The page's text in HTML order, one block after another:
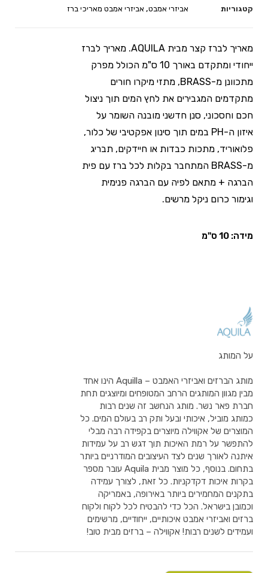
קטגוריות
אביזרי אמבט, אביזרי אמבט מאריכי ברז
מאריך לברז קצר מבית AQUILA. מאריך לברז
ייחודי ומתקדם באורך 10 ס"מ הכולל מפרק
מתכוונן מ-BRASS, מתזי מיקרו חורים
מתקדמים המגבירים את לחץ המים תוך ניצול
חכם וחסכוני, סנן חדשני מובנה השומר על
איזון ה-PH במים תוך סינון אפקטיבי של כלור,
פלואוריד, מתכות כבדות או חיידקים, תבריג
מ-BRASS המתחבר בקלות לכל ברז עם פית
הברגה + מתאם לפיה עם הברגה פנימית
וגימור כרום ניקל מרשים.
מידה: 10 ס"מ
על המותג
מותג הברזים ואביזרי האמבט – Aquilla הינו אחד
מבין מגוון המותגים הרחב המטופחים ומיוצגים תחת
חברת פאר נשר. מותג הנחשב זה שנים רבות
כמותג מוביל, איכותי ובעל ותק רב בעולם המים. כל
המוצרים של אקווילה מיוצרים בקפידה רבה מבלי
להתפשר על רמת האיכות תוך דגש רב על עמידות
איתנה לאורך שנים לצד העיצובים המודרניים ביותר
בתחום. בנוסף, כל מוצר מבית Aquila עובר מספר
בקרות איכות דקדקניות. כל זאת, לצורך עמידה
בתקנים המחמירים ביותר באירופה, באמריקה
וכמובן בישראל. הכל כדי להבטיח לכל לקוח ולקוח
ברזים ואביזרי אמבט איכותיים, ייחודיים, מרשימים
ועמידים לשנים רבות! אקווילה – ברזים מבית טוב!